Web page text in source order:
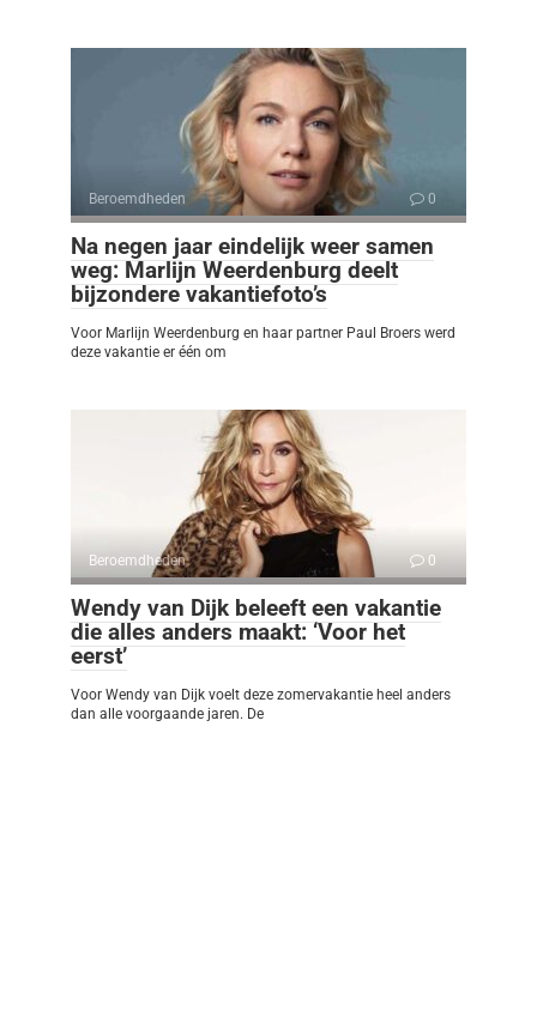
Beroemdheden 0
Na negen jaar eindelijk weer samen
weg: Marlijn Weerdenburg deelt
bijzondere vakantiefoto’s
Voor Marlijn Weerdenburg en haar partner Paul Broers werd
deze vakantie er één om
Beroemdheden 0
Wendy van Dijk beleeft een vakantie
die alles anders maakt: ‘Voor het
eerst’
Voor Wendy van Dijk voelt deze zomervakantie heel anders
dan alle voorgaande jaren. De